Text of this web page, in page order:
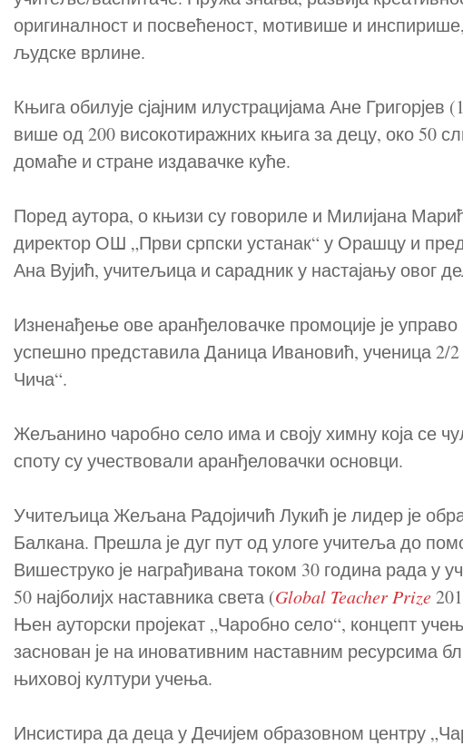
оригиналност и посвећеност, мотивише и
људске врлине.
Књига обилује сјајним илустрацијама Ане Григорјев
више од 200 високотиражних књига за децу, око 50
домаће и стране издавачке куће.
Поред аутора, о књизи су говориле и Милијана
директор ОШ „Први српски устанак“ у Орашцу и
Ана Вујић, учитељица и сарадник у настајању овог
Изненађење ове аранђеловачке промоције је
успешно представила Даница Ивановић, ученица
Чича“.
Жељанино чаробно село има и своју химну која се
споту су учествовали аранђеловачки основци.
Учитељица Жељана Радојичић Лукић је лидер је
Балкана. Прешла је дуг пут од улоге учитеља до
Вишеструко је награђивана током 30 година рада у
50 најболијх наставника света (Global Teacher Prize
Њен ауторски пројекат „Чаробно село“, концепт
заснован је на иновативним наставним ресурсима
њиховој култури учења.
Инсистира да деца у Дечијем образовном центру